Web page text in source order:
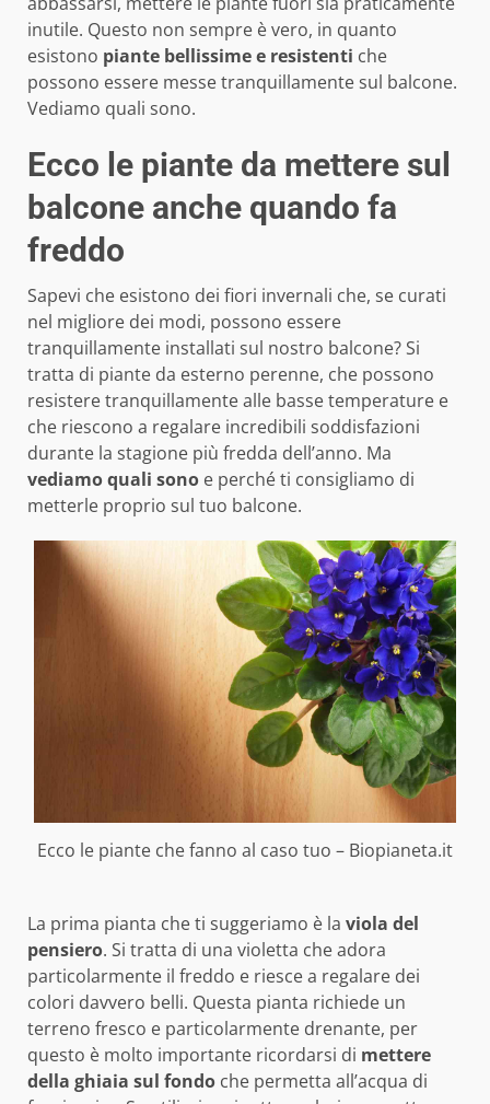
inutile. Questo non sempre è vero, in quanto
esistono piante bellissime e resistenti che
possono essere messe tranquillamente sul balcone.
Vediamo quali sono.
Ecco le piante da mettere sul
balcone anche quando fa
freddo
Sapevi che esistono dei fiori invernali che, se curati
nel migliore dei modi, possono essere
tranquillamente installati sul nostro balcone? Si
tratta di piante da esterno perenne, che possono
resistere tranquillamente alle basse temperature e
che riescono a regalare incredibili soddisfazioni
durante la stagione più fredda dell’anno. Ma
vediamo quali sono e perché ti consigliamo di
metterle proprio sul tuo balcone.
Ecco le piante che fanno al caso tuo – Biopianeta.it
La prima pianta che ti suggeriamo è la viola del
pensiero. Si tratta di una violetta che adora
particolarmente il freddo e riesce a regalare dei
colori davvero belli. Questa pianta richiede un
terreno fresco e particolarmente drenante, per
questo è molto importante ricordarsi di mettere
della ghiaia sul fondo che permetta all’acqua di